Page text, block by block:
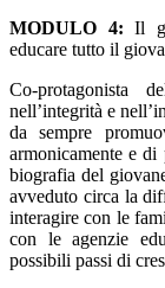
MODULO 4: Il
educare tutto il
Co-protagonista
nell’integrità e
da sempre
armonicamente e
biografia del
avveduto circa la
interagire con le
con le agenzie
possibili passi di